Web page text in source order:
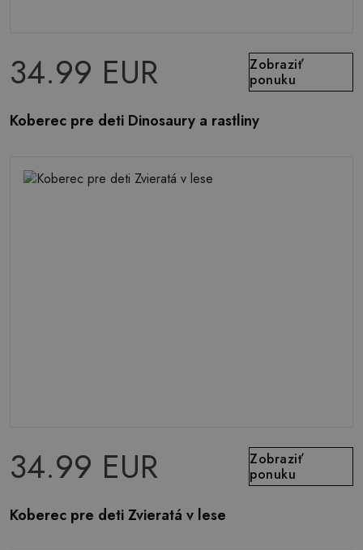
34.99 EUR
Zobraziť
ponuku
Koberec pre deti Dinosaury a rastliny
34.99 EUR
Zobraziť
ponuku
Koberec pre deti Zvieratá v lese